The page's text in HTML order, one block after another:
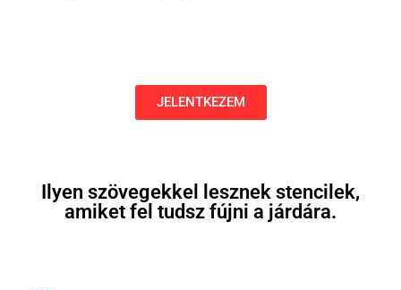
JELENTKEZEM
Ilyen szövegekkel lesznek stencilek,
amiket fel tudsz fújni a járdára.